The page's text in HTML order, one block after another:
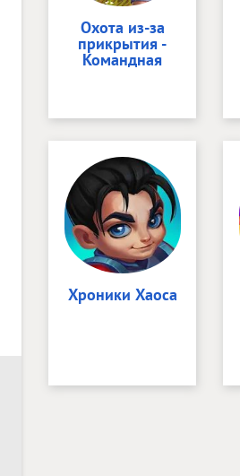
Охота из-за
прикрытия -
Командная
Хроники Хаоса